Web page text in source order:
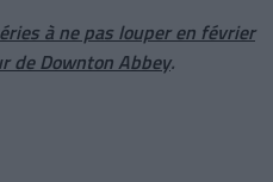
à ne pas louper en février
deDownton Abbey.